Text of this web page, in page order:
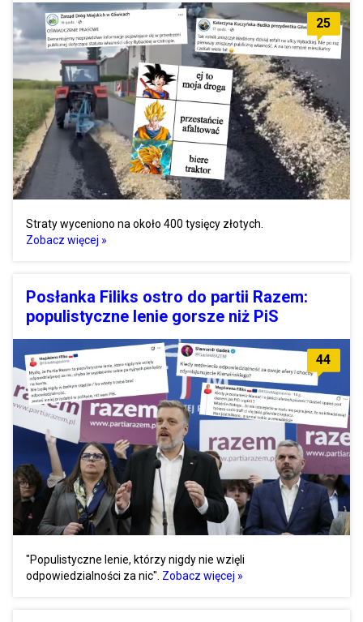
25
Straty wyceniono na około 400 tysięcy złotych.
Zobacz więcej »
Posłanka Filiks ostro do partii Razem:
populistyczne lenie gorsze niż PiS
44
"Populistyczne lenie, którzy nigdy nie wzięli
odpowiedzialności za nic". Zobacz więcej »